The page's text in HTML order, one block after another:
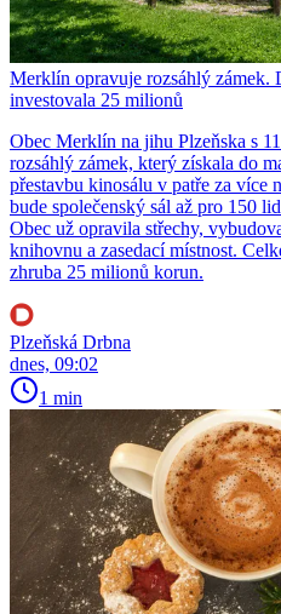
Merklín opravuje rozsáhlý zámek.
investovala 25 milionů
Obec Merklín na jihu Plzeňska s
rozsáhlý zámek, který získala do
přestavbu kinosálu v patře za
bude společenský sál až pro 150
Obec už opravila střechy,
knihovnu a zasedací místnost.
zhruba 25 milionů korun.
Plzeňská Drbna
dnes, 09:02
1 min